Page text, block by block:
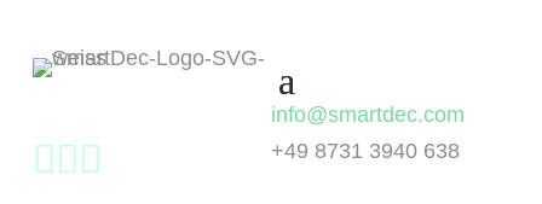
info@smartdec.com
+49 8731 3940 638